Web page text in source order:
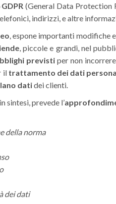
(General Data Protection
indirizzi, e altre
, espone importanti modifiche
, piccole e grandi, nel
previsti per non
il trattamento dei dati
datidei clienti.
sintesi, prevede l’
della norma
dei dati